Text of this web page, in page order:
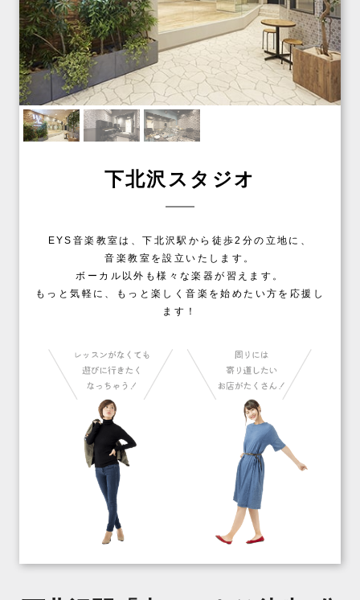
下北沢スタジオ
EYS音楽教室は、下北沢駅から徒歩2分の立地に、
音楽教室を設立いたします。
ボーカル以外も様々な楽器が習えます。
もっと気軽に、もっと楽しく音楽を始めたい方を応援し
ます！